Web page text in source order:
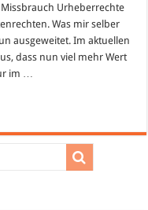
neue
Verkaufsrichtlinien
–
Inworld
Urheberrechte
Was mir selber
ausgeweitet. Im aktuellen
dass nun viel mehr Wert
im …